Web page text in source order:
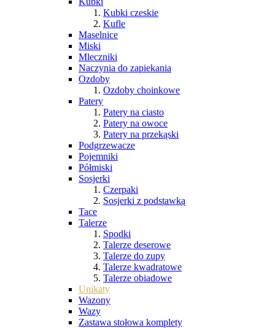
Kubki czeskie
Kufle
Maselnice
Miski
Mleczniki
Naczynia do zapiekania
Ozdoby
Ozdoby choinkowe
Patery
Patery na ciasto
Patery na owoce
Patery na przekąski
Podgrzewacze
Pojemniki
Półmiski
Sosjerki
Czerpaki
Sosjerki z podstawką
Tace
Talerze
Spodki
Talerze deserowe
Talerze do zupy
Talerze kwadratowe
Talerze obiadowe
Unikaty
Wazony
Wazy
Zastawa stołowa komplety